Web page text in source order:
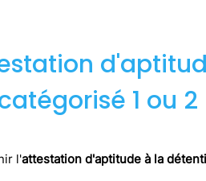
1 ou 2
l'attestation d'aptitude à la